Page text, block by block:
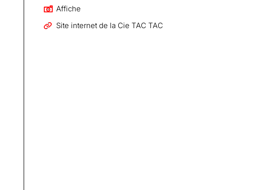
Affiche
Site internet de la Cie TAC TAC